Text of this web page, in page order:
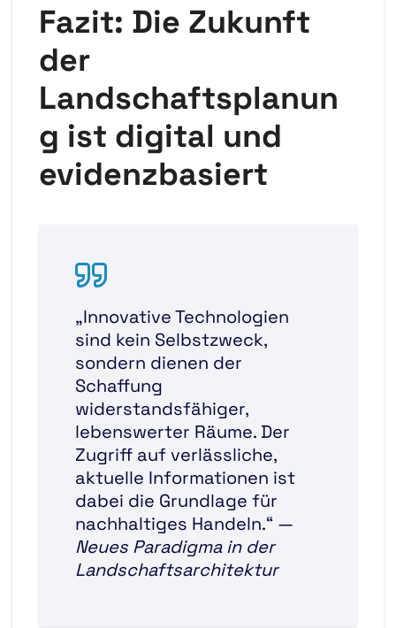
Fazit: Die Zukunft
der
Landschaftsplanun
g ist digital und
evidenzbasiert
„Innovative Technologien
sind kein Selbstzweck,
sondern dienen der
Schaffung
widerstandsfähiger,
lebenswerter Räume. Der
Zugriff auf verlässliche,
aktuelle Informationen ist
dabei die Grundlage für
nachhaltiges Handeln.“ —
Neues Paradigma in der
Landschaftsarchitektur